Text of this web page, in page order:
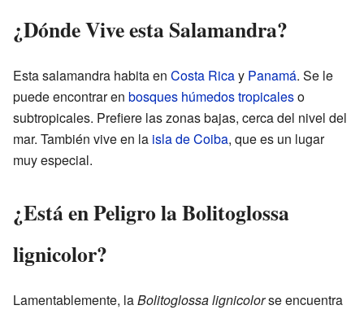
¿Dónde Vive esta Salamandra?
Esta salamandra habita en Costa Ricay Panamá. Se le
puede encontrar en bosques húmedos tropicaleso
subtropicales. Prefiere las zonas bajas, cerca del nivel del
mar. También vive en la isla de Coiba, que es un lugar
muy especial.
¿Está en Peligro la Bolitoglossa
lignicolor?
Lamentablemente, laBolitoglossa lignicolorse encuentra